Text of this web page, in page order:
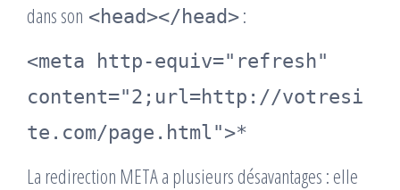
dans son <head></head> :
<meta http-equiv="refresh"
content="2;url=http://votresi
te.com/page.html">*
La redirection META a plusieurs désavantages : elle